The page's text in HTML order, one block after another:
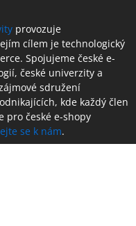
provozuje
cílem je technologický
Spojujeme české e-
české univerzity a
sdružení
kde každý člen
pro české e-shopy
se k nám.